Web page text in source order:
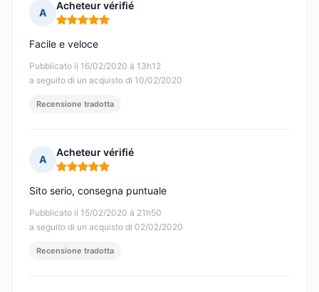
A
Acheteur vérifié
Nota: 5 su 5
Pubblicato il 16/02/2020 à 13h12
a seguito di un acquisto di 10/02/2020
Facile e veloce
Recensione tradotta
A
Acheteur vérifié
Nota: 5 su 5
Pubblicato il 15/02/2020 à 21h50
a seguito di un acquisto di 02/02/2020
Sito serio, consegna puntuale
Recensione tradotta